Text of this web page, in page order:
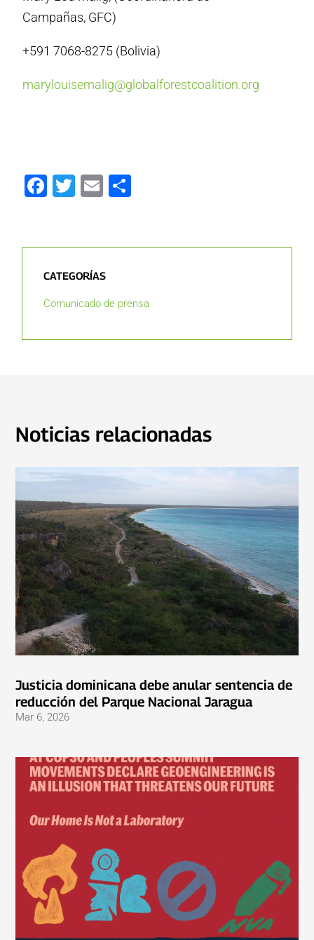
Campañas, GFC)
+591 7068-8275 (Bolivia)
marylouisemalig@globalforestcoalition.org
Facebook
Twitter
Email
CATEGORÍAS
Comunicado de prensa
Noticias relacionadas
Justicia dominicana debe anular sentencia de
reducción del Parque Nacional Jaragua
Mar 6, 2026